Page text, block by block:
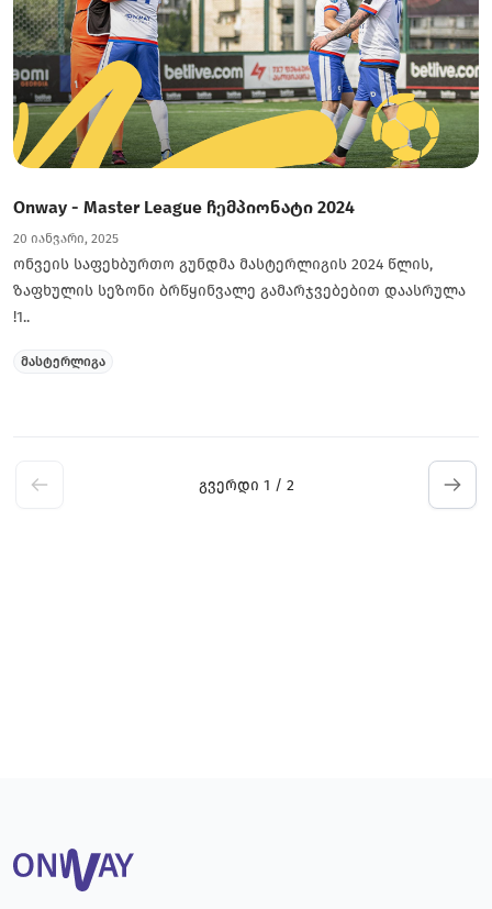
Onway - Master League ჩემპიონატი 2024
20 იანვარი, 2025
ონვეის საფეხბურთო გუნდმა მასტერლიგის 2024 წლის,
ზაფხულის სეზონი ბრწყინვალე გამარჯვებებით დაასრულა
!1..
მასტერლიგა
გვერდი 1 / 2